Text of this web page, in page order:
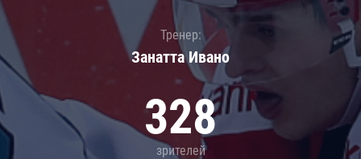
Тренер:
Занатта Иванo
328
зрителей